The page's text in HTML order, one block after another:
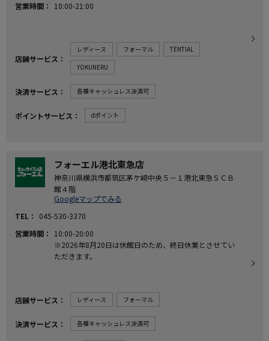
営業時間
10:00-21:00
店舗サービス
レディース フォーマル
TENTIAL
YOKUNERU
決済サービス 各種キャッシュレス決済可
ポイントサービス dポイント
フォーエル港北東急店
神奈川県横浜市都筑区茅ケ崎中央５－１港北東急ＳＣＢ
館４階
Googleマップでみる
TEL
045-530-3370
営業時間
10:00-20:00
※2026年8月20日は休館日のため、終日休業とさせてい
ただきます。
店舗サービス レディース フォーマル
決済サービス 各種キャッシュレス決済可